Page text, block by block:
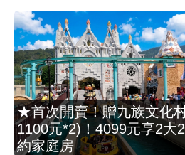
★首次開賣！贈九族文化
1100元*2)！4099元享2大
約家庭房